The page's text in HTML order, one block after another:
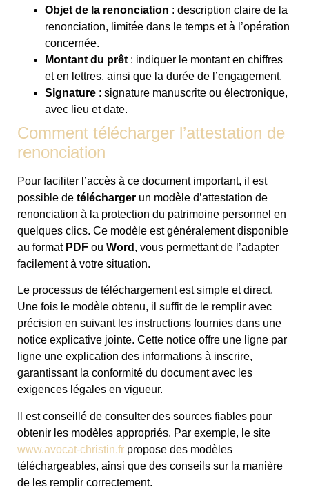
Objet de la renonciation : description claire de la
renonciation, limitée dans le temps et à l’opération
concernée.
Montant du prêt : indiquer le montant en chiffres
et en lettres, ainsi que la durée de l’engagement.
Signature : signature manuscrite ou électronique,
avec lieu et date.
Comment télécharger l’attestation de
renonciation
Pour faciliter l’accès à ce document important, il est
possible de télécharger un modèle d’attestation de
renonciation à la protection du patrimoine personnel en
quelques clics. Ce modèle est généralement disponible
au format PDF ou Word , vous permettant de l’adapter
facilement à votre situation.
Le processus de téléchargement est simple et direct.
Une fois le modèle obtenu, il suffit de le remplir avec
précision en suivant les instructions fournies dans une
notice explicative jointe. Cette notice offre une ligne par
ligne une explication des informations à inscrire,
garantissant la conformité du document avec les
exigences légales en vigueur.
Il est conseillé de consulter des sources fiables pour
obtenir les modèles appropriés. Par exemple, le site
www.avocat-christin.fr propose des modèles
téléchargeables, ainsi que des conseils sur la manière
de les remplir correctement.